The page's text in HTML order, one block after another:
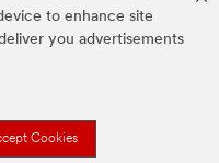
to enhance site
you advertisements
Cookies
Registradas de 3M.